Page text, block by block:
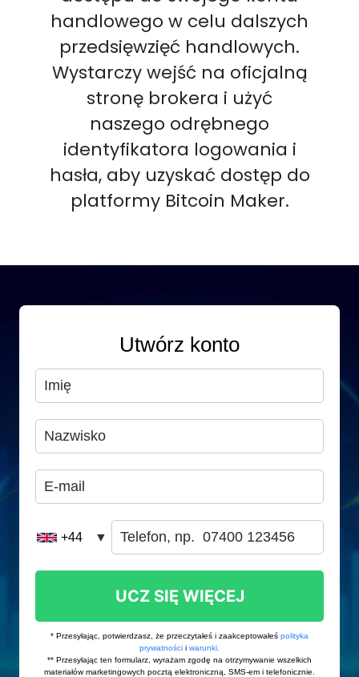
handlowego w celu dalszych
przedsięwzięć handlowych.
Wystarczy wejść na oficjalną
stronę brokera i użyć
naszego odrębnego
identyfikatora logowania i
hasła, aby uzyskać dostęp do
platformy Bitcoin Maker.